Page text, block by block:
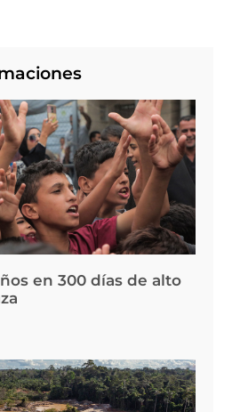
en 300 días de alto